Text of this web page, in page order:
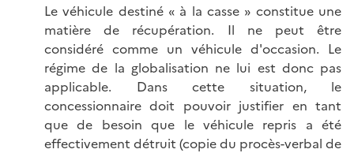
Le véhicule destiné « à la casse » constitue une
matière de récupération. Il ne peut être
considéré comme un véhicule d'occasion. Le
régime de la globalisation ne lui est donc pas
applicable. Dans cette situation, le
concessionnaire doit pouvoir justifier en tant
que de besoin que le véhicule repris a été
effectivement détruit (copie du procès-verbal de